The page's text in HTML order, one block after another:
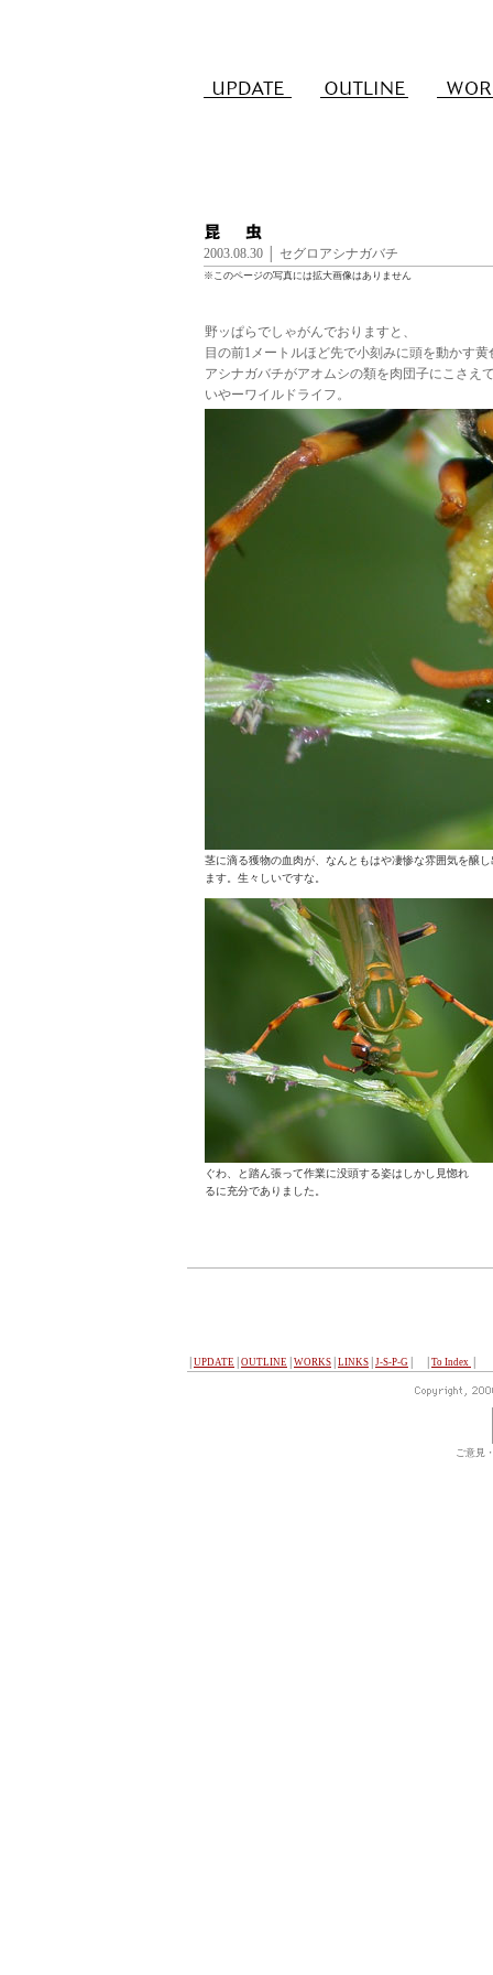
2003.08.30 │ セグロアシナガバチ
※このページの写真には拡大画像はありません
野ッぱらでしゃがんでおりますと、
目の前1メートルほど先で小刻みに頭を動かす
アシナガバチがアオムシの類を肉団子にこさえ
いやーワイルドライフ。
茎に滴る獲物の血肉が、なんともはや凄惨な雰囲気を醸
ます。生々しいですな。
ぐわ、と踏ん張って作業に没頭する姿はしかし見惚れ
るに充分でありました。
UPDATE OUTLINE WORKS LINKS J-S-P-G To Index
ご意見